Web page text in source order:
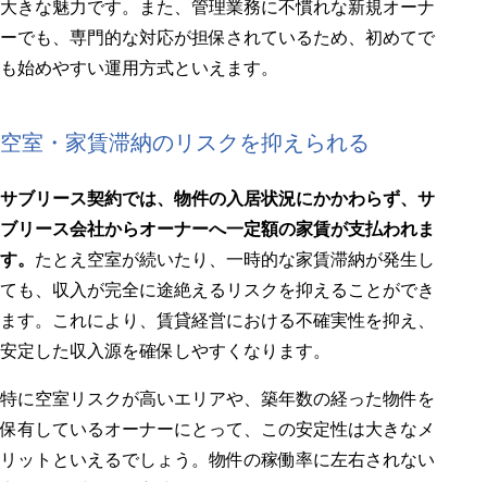
大きな魅力です。また、管理業務に不慣れな新規オーナ
ーでも、専門的な対応が担保されているため、初めてで
も始めやすい運用方式といえます。
空室・家賃滞納のリスクを抑えられる
サブリース契約では、物件の入居状況にかかわらず、サ
ブリース会社からオーナーへ一定額の家賃が支払われま
す。 たとえ空室が続いたり、一時的な家賃滞納が発生し
ても、収入が完全に途絶えるリスクを抑えることができ
ます。これにより、賃貸経営における不確実性を抑え、
安定した収入源を確保しやすくなります。
特に空室リスクが高いエリアや、築年数の経った物件を
保有しているオーナーにとって、この安定性は大きなメ
リットといえるでしょう。物件の稼働率に左右されない